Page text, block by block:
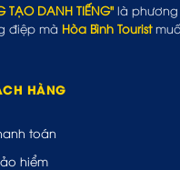
TẠO DANH TIẾNG" là
điệp mà Hòa Bình Tourist
HÀNG
toán
hiểm